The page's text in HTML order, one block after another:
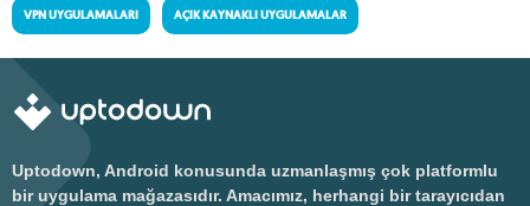
VPN UYGULAMALARI AÇIK KAYNAKLI UYGULAMALAR
Uptodown, Android konusunda uzmanlaşmış çok platformlu
bir uygulama mağazasıdır. Amacımız, herhangi bir tarayıcıdan